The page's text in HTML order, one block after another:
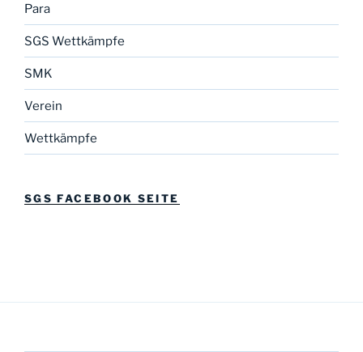
Para
SGS Wettkämpfe
SMK
Verein
Wettkämpfe
SGS FACEBOOK SEITE